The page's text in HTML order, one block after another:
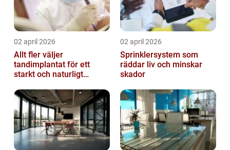
02 april 2026
Allt fler väljer
tandimplantat för ett
starkt och naturligt
02 april 2026
Sprinklersystem som
räddar liv och minskar
skador